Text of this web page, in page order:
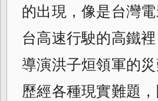
的出現，像是台灣
台高速行駛的高鐵
導演洪子烜領軍的
歷經各種現實難題